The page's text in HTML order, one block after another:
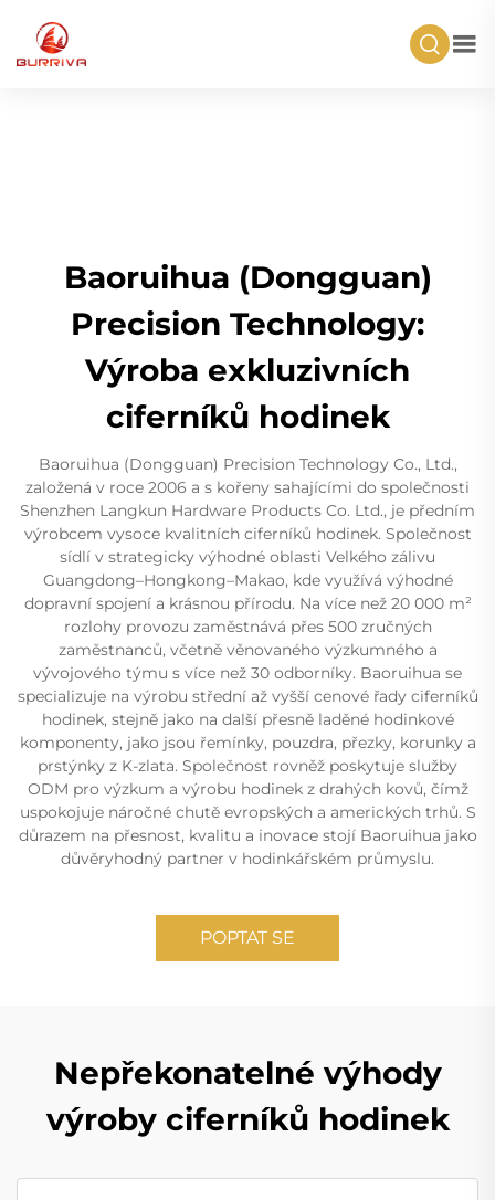
Baoruihua (Dongguan)
Precision Technology:
Výroba exkluzivních
ciferníků hodinek
Baoruihua (Dongguan) Precision Technology Co., Ltd.,
založená v roce 2006 a s kořeny sahajícími do společnosti
Shenzhen Langkun Hardware Products Co. Ltd., je předním
výrobcem vysoce kvalitních ciferníků hodinek. Společnost
sídlí v strategicky výhodné oblasti Velkého zálivu
Guangdong–Hongkong–Makao, kde využívá výhodné
dopravní spojení a krásnou přírodu. Na více než 20 000 m²
rozlohy provozu zaměstnává přes 500 zručných
zaměstnanců, včetně věnovaného výzkumného a
vývojového týmu s více než 30 odborníky. Baoruihua se
specializuje na výrobu střední až vyšší cenové řady ciferníků
hodinek, stejně jako na další přesně laděné hodinkové
komponenty, jako jsou řemínky, pouzdra, přezky, korunky a
prstýnky z K-zlata. Společnost rovněž poskytuje služby
ODM pro výzkum a výrobu hodinek z drahých kovů, čímž
uspokojuje náročné chutě evropských a amerických trhů. S
důrazem na přesnost, kvalitu a inovace stojí Baoruihua jako
důvěryhodný partner v hodinkářském průmyslu.
POPTAT SE
Nepřekonatelné výhody
výroby ciferníků hodinek